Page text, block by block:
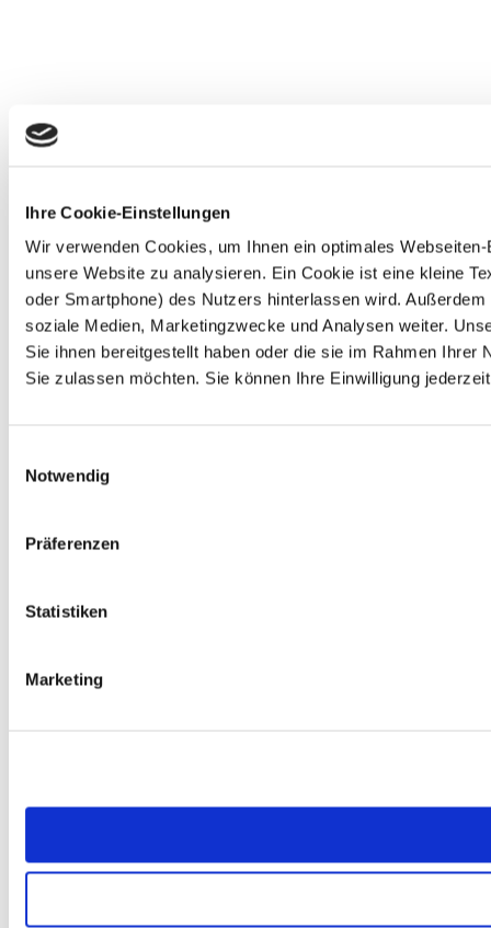
Ihre Cookie-Einstellungen
Wir verwenden Cookies, um Ihnen ein optimales
unsere Website zu analysieren. Ein Cookie ist eine kleine
oder Smartphone) des Nutzers hinterlassen wird.
soziale Medien, Marketingzwecke und Analysen weiter.
Sie ihnen bereitgestellt haben oder die sie im Rahmen
Sie zulassen möchten. Sie können Ihre Einwilligung
Notwendig
Präferenzen
Statistiken
Marketing